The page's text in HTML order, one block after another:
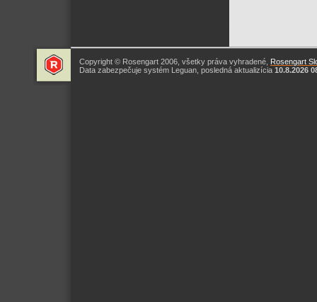
Copyright © Rosengart 2006, všetky práva vyhradené, Rosengart
Data zabezpečuje systém Leguan, posledná aktualizícia 10.8.2026